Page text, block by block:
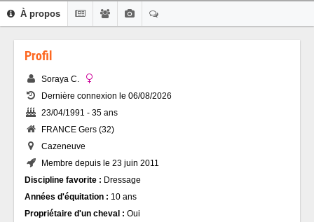
À propos
Profil
Soraya C.
Dernière connexion le 06/08/2026
23/04/1991 - 35 ans
FRANCE Gers (32)
Cazeneuve
Membre depuis le 23 juin 2011
Discipline favorite : Dressage
Années d'équitation : 10 ans
Propriétaire d'un cheval : Oui